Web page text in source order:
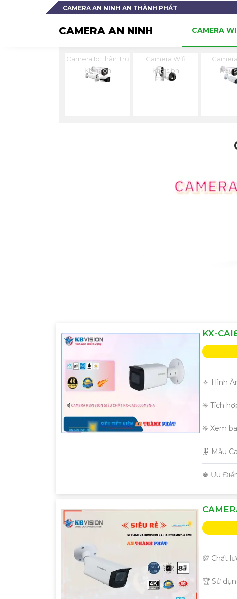
CAMERA AN NINH AN THÀNH PHÁT
CAMERA AN NINH CAMERA
Camera Ip Thân Trụ
Kbvision
Camera Wifi
Kbvision
KX-
🔅 Hình
✳️ Tích
❈ Xem
🗜️ Mẫu
️♚ Ưu
💯 Chất
🏆 Sử